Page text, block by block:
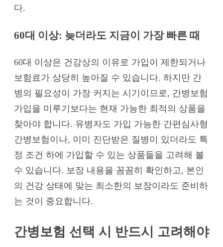
다.
60대 이상: 늦더라도 지금이 가장 빠른 때
60대 이상은 건강상의 이유로 가입이 제한되거나
보험료가 상당히 높아질 수 있습니다. 하지만 간
병의 필요성이 가장 커지는 시기이므로, 간병보험
가입을 미루기보다는 현재 가능한 최적의 상품을
찾아야 합니다. 유병자도 가입 가능한 간편심사형
간병보험이나, 이미 진단받은 질병이 있더라도 특
정 조건 하에 가입할 수 있는 상품들을 고려해 볼
수 있습니다. 보장 내용을 꼼꼼히 확인하고, 본인
의 건강 상태에 맞는 최소한의 보장이라도 준비하
는 것이 중요합니다.
간병보험 선택 시 반드시 고려해야